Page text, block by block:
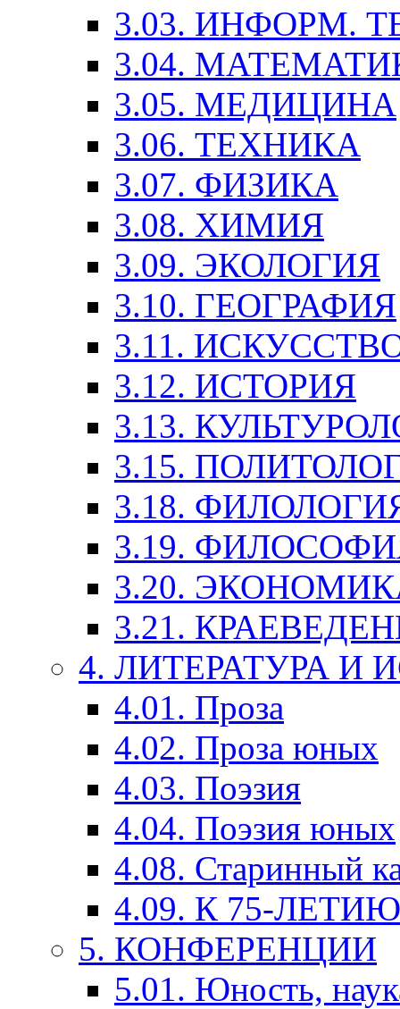
3.03. ИНФОРМ.
3.04.
3.05. МЕДИЦИНА
3.06. ТЕХНИКА
3.07. ФИЗИКА
3.08. ХИМИЯ
3.09. ЭКОЛОГИЯ
3.10. ГЕОГРАФИЯ
3.11.
3.12. ИСТОРИЯ
3.13.
3.15.
3.18.
3.19.
3.20.
3.21.
4. ЛИТЕРАТУРА И
4.01. Проза
4.02. Проза юных
4.03. Поэзия
4.04. Поэзия юных
4.08. Старинный
4.09. К 75-
5. КОНФЕРЕНЦИИ
5.01. Юность,